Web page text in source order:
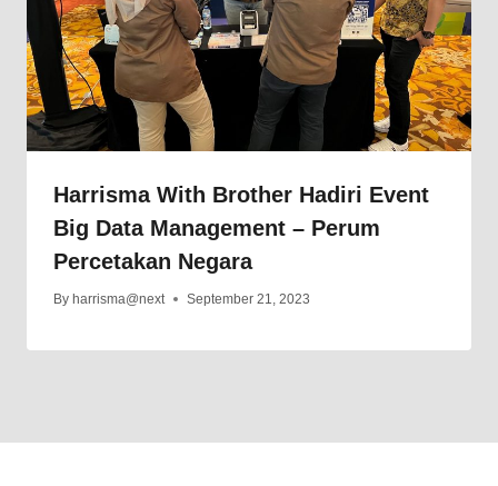
Harrisma With Brother Hadiri Event
Big Data Management – Perum
Percetakan Negara
By harrisma@next September 21, 2023